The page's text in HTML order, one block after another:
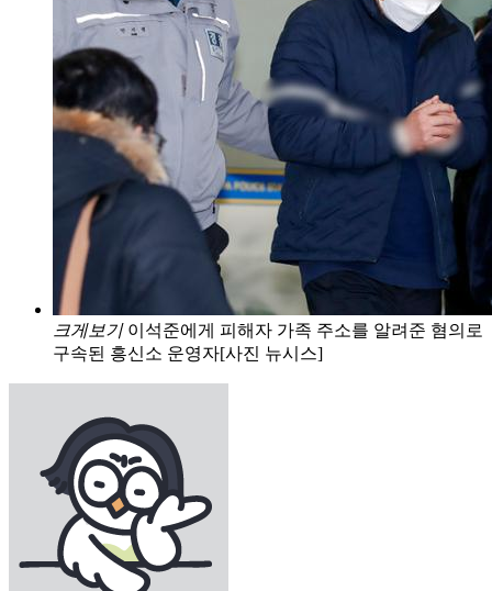
크게보기 이석준에게 피해자 가족 주소를 알려준 혐의로
구속된 흥신소 운영자[사진 뉴시스]